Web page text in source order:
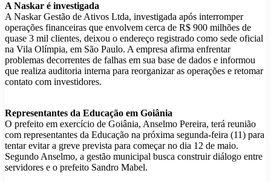
A Naskar é investigada
A Naskar Gestão de Ativos Ltda, investigada após interromper
operações financeiras que envolvem cerca de R$ 900 milhões de
quase 3 mil clientes, deixou o endereço registrado como sede oficial
na Vila Olímpia, em São Paulo. A empresa afirma enfrentar
problemas decorrentes de falhas em sua base de dados e informou
que realiza auditoria interna para reorganizar as operações e retomar
contato com investidores.
Representantes da Educação em Goiânia
O prefeito em exercício de Goiânia, Anselmo Pereira, terá reunião
com representantes da Educação na próxima segunda-feira (11) para
tentar evitar a greve prevista para começar no dia 12 de maio.
Segundo Anselmo, a gestão municipal busca construir diálogo entre
servidores e o prefeito Sandro Mabel.